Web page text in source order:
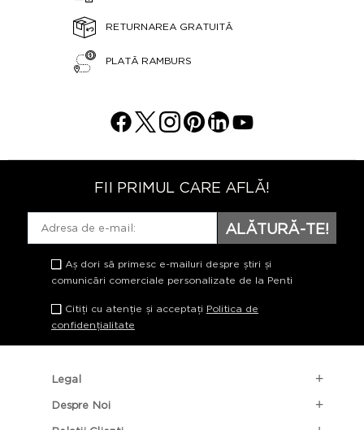
RETURNAREA GRATUITĂ
PLATĂ RAMBURS
FII PRIMUL CARE AFLĂ!
ALĂTURĂ-TE!
Aș dori să primesc e-mailuri despre știri și
comunicări comerciale personalizate de la Penti
Citiți cu atenție și acceptați Politica de
confidențialitate
Legal
Despre Noi